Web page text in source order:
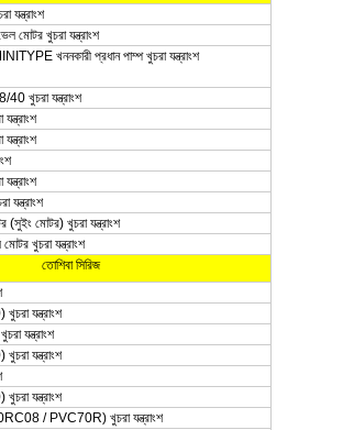
মোটর খুচরা যন্ত্রাংশ
খননকারী প্রধান পাম্প খুচরা যন্ত্রাংশ
খুচরা যন্ত্রাংশ
মোটর) খুচরা যন্ত্রাংশ
খুচরা যন্ত্রাংশ
তোশিবা সিরিজ
যন্ত্রাংশ
যন্ত্রাংশ
যন্ত্রাংশ
যন্ত্রাংশ
/ PVC70R) খুচরা যন্ত্রাংশ